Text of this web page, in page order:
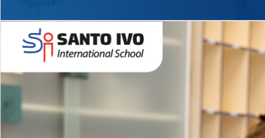
Novidades 2026 High School
EDUCAÇÃO INFANTIL
Inglês todos os dias